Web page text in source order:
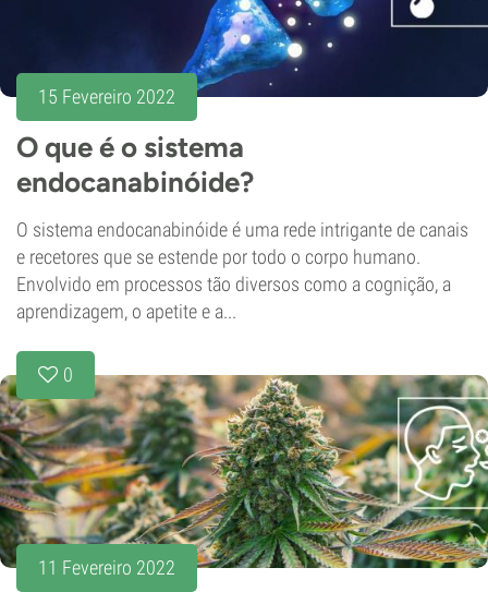
15 Fevereiro 2022
O que é o sistema
endocanabinóide?
O sistema endocanabinóide é uma rede intrigante de canais
e recetores que se estende por todo o corpo humano.
Envolvido em processos tão diversos como a cognição, a
aprendizagem, o apetite e a...
0
11 Fevereiro 2022